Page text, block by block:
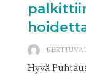
Hyvä